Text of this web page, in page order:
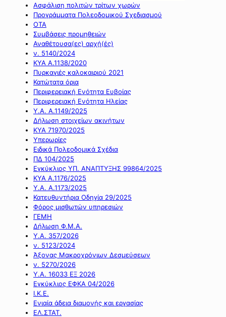
Ασφάλιση πολιτών τρίτων χωρών
Προγράμματα Πολεοδομικού Σχεδιασμού
ΟΤΑ
Συμβάσεις προμηθειών
Αναθέτουσα(ες) αρχή(ές)
ν. 5140/2024
ΚΥΑ Α.1138/2020
Πυρκαγιές καλοκαιριού 2021
Κατώτατα όρια
Περιφερειακή Ενότητα Ευβοίας
Περιφερειακή Ενότητα Ηλείας
Υ.Α. Α.1149/2025
Δήλωση στοιχείων ακινήτων
ΚΥΑ 71970/2025
Υπερωρίες
Ειδικά Πολεοδομικά Σχέδια
ΠΔ 104/2025
Εγκύκλιος ΥΠ. ΑΝΑΠΤΥΞΗΣ 99864/2025
ΚΥΑ Α.1176/2025
Υ.Α. Α.1173/2025
Κατευθυντήρια Οδηγία 29/2025
Φόρος μισθωτών υπηρεσιών
ΓΕΜΗ
Δήλωση Φ.Μ.Α.
Υ.Α. 357/2026
ν. 5123/2024
Άξονας Μακροχρόνιων Δεσμεύσεων
ν. 5270/2026
Υ.Α. 16033 ΕΞ 2026
Εγκύκλιος ΕΦΚΑ 04/2026
Ι.Κ.Ε.
Ενιαία άδεια διαμονής και εργασίας
ΕΛ.ΣΤΑΤ.